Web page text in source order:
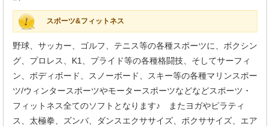
スポーツ&フィットネス
野球、サッカー、ゴルフ、テニス等の各種スポーツに、ボクシン
グ、プロレス、K1、プライド等の各種格闘技、そしてサーフィ
ン、ボディボード、スノーボード、スキー等の各種マリンスポー
ツ/ウィンタースポーツやモータースポーツなどなどスポーツ・
フィットネス全てのソフトとなります♪ またヨガやピラティ
ス、太極拳、ズンバ、ダンスエクササイズ、ボクササイズ、エア